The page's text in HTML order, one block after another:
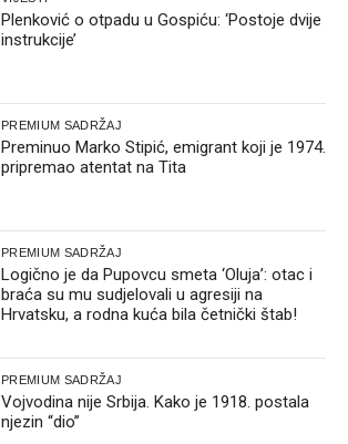
Plenković o otpadu u Gospiću: ‘Postoje dvije
instrukcije’
PREMIUM SADRŽAJ
Preminuo Marko Stipić, emigrant koji je 1974.
pripremao atentat na Tita
PREMIUM SADRŽAJ
Logično je da Pupovcu smeta ‘Oluja’: otac i
braća su mu sudjelovali u agresiji na
Hrvatsku, a rodna kuća bila četnički štab!
PREMIUM SADRŽAJ
Vojvodina nije Srbija. Kako je 1918. postala
njezin “dio”